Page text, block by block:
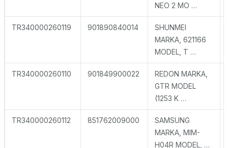
NEO 2 MO …
TR340000260119 901890840014
SHUNMEI
MARKA, 621166
MODEL, T …
TR340000260110 901849900022
REDON MARKA,
GTR MODEL
(1253 K …
TR340000260112 851762009000
SAMSUNG
MARKA, MIM-
H04R MODEL, …